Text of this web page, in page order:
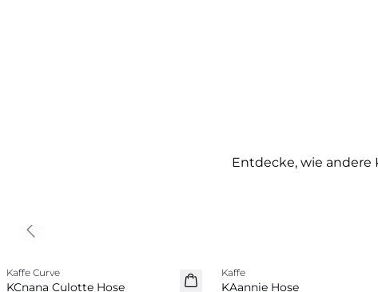
Entdecke, wie andere
Neu
Kaffe Curve
KCnana Culotte Hose
Neu
Kaffe
KAannie Hose
Previous slide